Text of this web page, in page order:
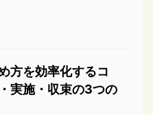
方を効率化するコ
実施・収束の3つの